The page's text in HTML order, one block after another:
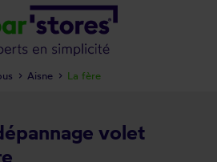
volet
Aisne La fère